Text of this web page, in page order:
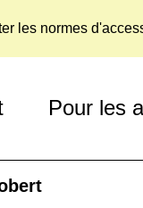
les normes
Pour les